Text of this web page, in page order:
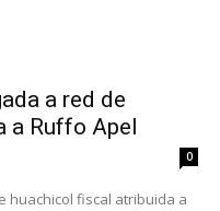
a red de
a Ruffo Apel
0
huachicol fiscal atribuida a